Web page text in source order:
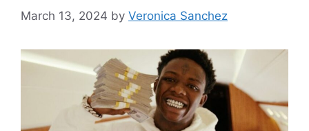
March 13, 2024 by Veronica Sanchez